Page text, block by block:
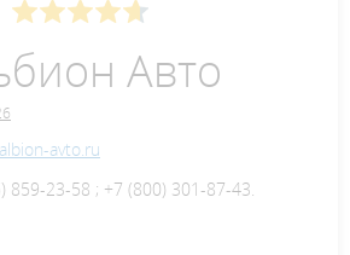
Авто
albion-avto.ru
859-23-58 ; +7 (800) 301-87-43.